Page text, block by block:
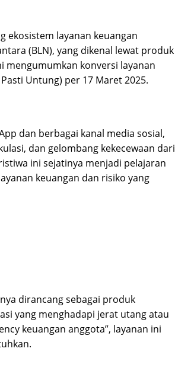
ekosistem layanan keuangan
(BLN), yang dikenal lewat produk
mengumumkan konversi layanan
Untung) per 17 Maret 2025.
dan berbagai kanal media sosial,
dan gelombang kekecewaan dari
ini sejatinya menjadi pelajaran
keuangan dan risiko yang
dirancang sebagai produk
yang menghadapi jerat utang atau
keuangan anggota”, layanan ini